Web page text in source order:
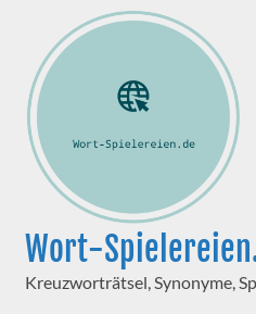
Wort-
Kreuzworträtsel, Synonyme,